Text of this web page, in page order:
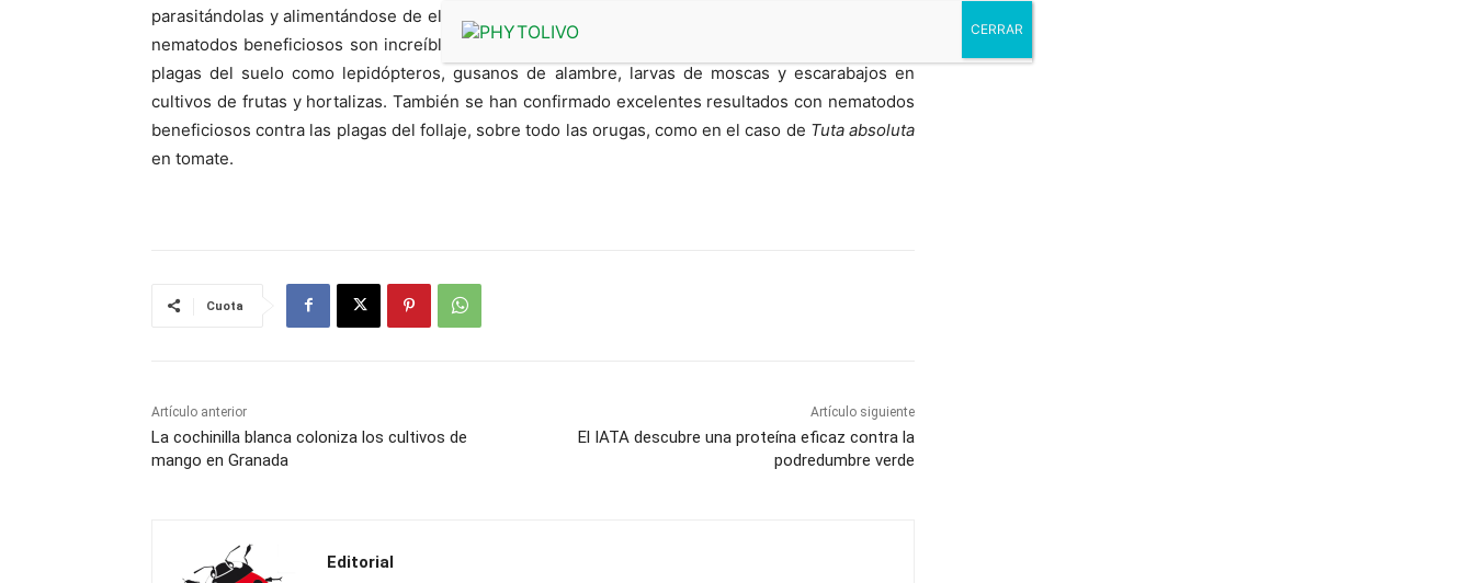
parasitándolas y alimentándose de ellas hasta matarlas completamente en cuestión de horas. Los
nematodos beneficiosos son increíblemente versátiles y protegen contra un amplio espectro de
plagas del suelo como lepidópteros, gusanos de alambre, larvas de moscas y escarabajos en
cultivos de frutas y hortalizas. También se han confirmado excelentes resultados con nematodos
beneficiosos contra las plagas del follaje, sobre todo las orugas, como en el caso de Tuta absoluta
en tomate.
Cuota
Artículo anterior
La cochinilla blanca coloniza los cultivos de
mango en Granada
Artículo siguiente
El IATA descubre una proteína eficaz contra la
podredumbre verde
Editorial